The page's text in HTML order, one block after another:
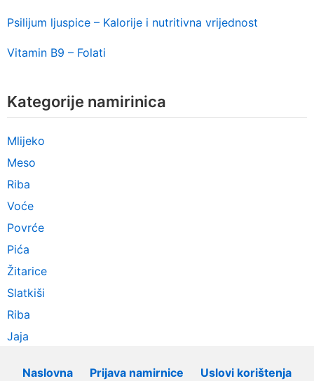
Psilijum ljuspice – Kalorije i nutritivna vrijednost
Vitamin B9 – Folati
Kategorije namirinica
Mlijeko
Meso
Riba
Voće
Povrće
Pića
Žitarice
Slatkiši
Riba
Jaja
Naslovna Prijava namirnice Uslovi korištenja